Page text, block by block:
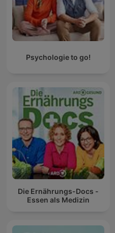
Psychologie to go!
Die Ernährungs-Docs -
Essen als Medizin